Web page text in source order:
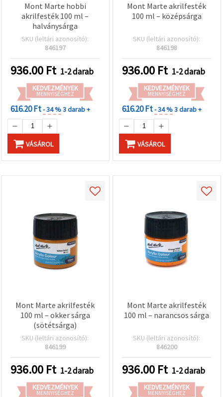
Mont Marte hobbi
akrilfesték 100 ml –
halványsárga
SKU (leltári azonosító):
846197
936.00 Ft 1-2 darab
KEDVEZMÉNYEK
MENNYISÉGHEZ
616.20 Ft- 34 %3 darab +
VÁSÁROL
Mont Marte akrilfesték
100 ml – középsárga
SKU (leltári azonosító):
846198
936.00 Ft 1-2 darab
KEDVEZMÉNYEK
MENNYISÉGHEZ
616.20 Ft- 34 %3 darab +
VÁSÁROL
Mont Marte akrilfesték
100 ml – okker sárga
(sötétsárga)
SKU (leltári azonosító):
846199
936.00 Ft 1-2 darab
KEDVEZMÉNYEK
MENNYISÉGHEZ
Mont Marte akrilfesték
100 ml – narancsos sárga
SKU (leltári azonosító):
846200
936.00 Ft 1-2 darab
KEDVEZMÉNYEK
MENNYISÉGHEZ